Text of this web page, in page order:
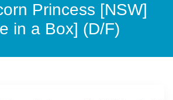
Princess [NSW]
in a Box] (D/F)